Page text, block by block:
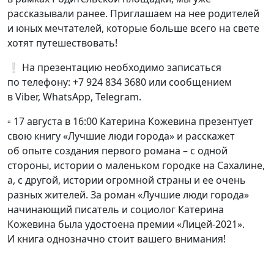
рассказывали ранее. Приглашаем на нее родителей
и юных мечтателей, которые больше всего на свете
хотят путешествовать!
❕ На презентацию необходимо записаться
по телефону: +7 924 834 3680 или сообщением
в Viber, WhatsApp, Telegram.
▫️ 17 августа в 16:00 Катерина Кожевина презентует
свою книгу «Лучшие люди города» и расскажет
об опыте создания первого романа – с одной
стороны, истории о маленьком городке на Сахалине,
а, с другой, истории огромной страны и ее очень
разных жителей. За роман «Лучшие люди города»
начинающий писатель и социолог Катерина
Кожевина была удостоена премии «Лицей-2021».
И книга однозначно стоит вашего внимания!